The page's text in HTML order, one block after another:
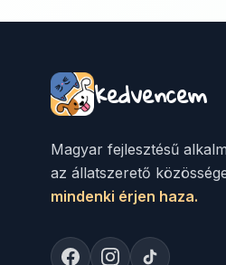
kedvencem
Magyar fejlesztésű
az állatszerető
mindenki érjen haza.